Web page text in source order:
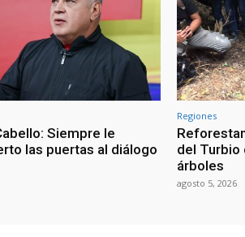
Siempre le
las puertas al diálogo
Regiones
del Turbio
árboles
agosto 5, 2026